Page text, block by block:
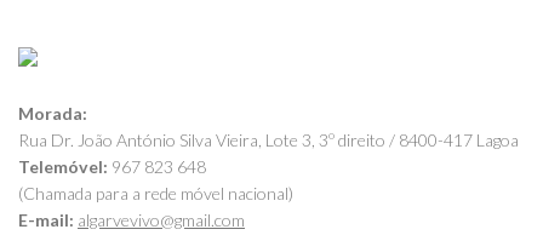
Morada:
Rua Dr. João António Silva Vieira, Lote 3, 3º direito / 8400-417 Lagoa
Telemóvel: 967 823 648
(Chamada para a rede móvel nacional)
E-mail: algarvevivo@gmail.com